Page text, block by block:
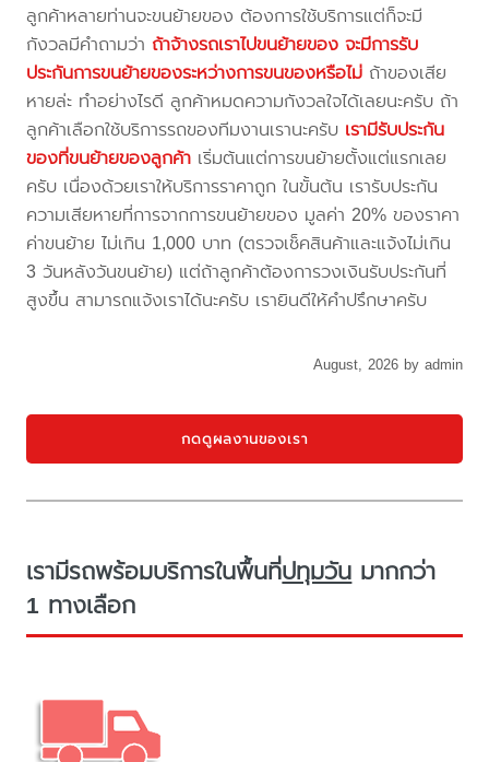
ลูกค้าหลายท่านจะขนย้ายของ ต้องการใช้บริการแต่ก็จะมี
กังวลมีคำถามว่า ถ้าจ้างรถเราไปขนย้ายของ จะมีการรับ
ประกันการขนย้ายของระหว่างการขนของหรือไม่ ถ้าของเสีย
หายล่ะ ทำอย่างไรดี ลูกค้าหมดความกังวลใจได้เลยนะครับ ถ้า
ลูกค้าเลือกใช้บริการรถของทีมงานเรานะครับ เรามีรับประกัน
ของที่ขนย้ายของลูกค้า เริ่มต้นแต่การขนย้ายตั้งแต่แรกเลย
ครับ เนื่องด้วยเราให้บริการราคาถูก ในขั้นต้น เรารับประกัน
ความเสียหายที่การจากการขนย้ายของ มูลค่า 20% ของราคา
ค่าขนย้าย ไม่เกิน 1,000 บาท (ตรวจเช็คสินค้าและแจ้งไม่เกิน
3 วันหลังวันขนย้าย) แต่ถ้าลูกค้าต้องการวงเงินรับประกันที่
สูงขึ้น สามารถแจ้งเราได้นะครับ เรายินดีให้คำปรึกษาครับ
August, 2026 by admin
กดดูผลงานของเรา
เรามีรถพร้อมบริการในพื้นที่ปทุมวัน มากกว่า
1 ทางเลือก